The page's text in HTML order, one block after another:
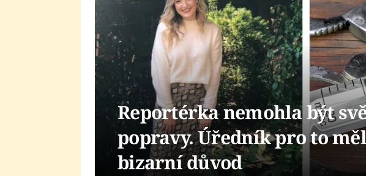
Reportérka nemohla být
popravy. Úředník pro to
bizarní důvod